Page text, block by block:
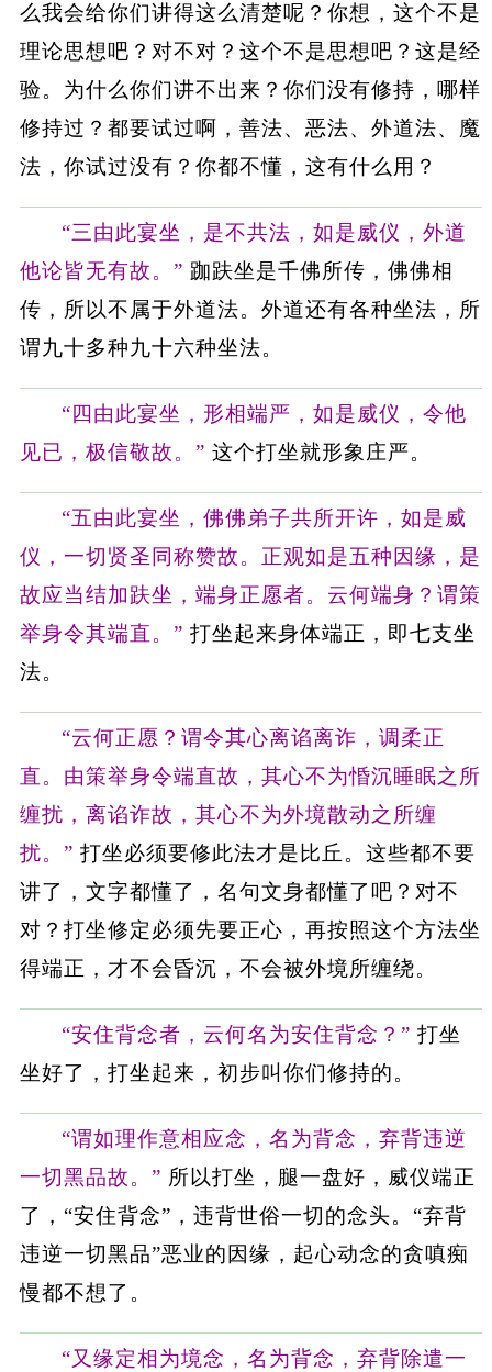
么我会给你们讲得这么清楚呢？你想，这个不是
理论思想吧？对不对？这个不是思想吧？这是经
验。为什么你们讲不出来？你们没有修持，哪样
修持过？都要试过啊，善法、恶法、外道法、魔
法，你试过没有？你都不懂，这有什么用？
“三由此宴坐，是不共法，如是威仪，外道
他论皆无有故。” 跏趺坐是千佛所传，佛佛相
传，所以不属于外道法。外道还有各种坐法，所
谓九十多种九十六种坐法。
“四由此宴坐，形相端严，如是威仪，令他
见已，极信敬故。” 这个打坐就形象庄严。
“五由此宴坐，佛佛弟子共所开许，如是威
仪，一切贤圣同称赞故。正观如是五种因缘，是
故应当结加趺坐，端身正愿者。云何端身？谓策
举身令其端直。” 打坐起来身体端正，即七支坐
法。
“云何正愿？谓令其心离谄离诈，调柔正
直。由策举身令端直故，其心不为惛沉睡眠之所
缠扰，离谄诈故，其心不为外境散动之所缠
扰。” 打坐必须要修此法才是比丘。这些都不要
讲了，文字都懂了，名句文身都懂了吧？对不
对？打坐修定必须先要正心，再按照这个方法坐
得端正，才不会昏沉，不会被外境所缠绕。
“安住背念者，云何名为安住背念？” 打坐
坐好了，打坐起来，初步叫你们修持的。
“谓如理作意相应念，名为背念，弃背违逆
一切黑品故。” 所以打坐，腿一盘好，威仪端正
了，“安住背念”，违背世俗一切的念头。“弃背
违逆一切黑品”恶业的因缘，起心动念的贪嗔痴
慢都不想了。
“又缘定相为境念，名为背念，弃背除遣一